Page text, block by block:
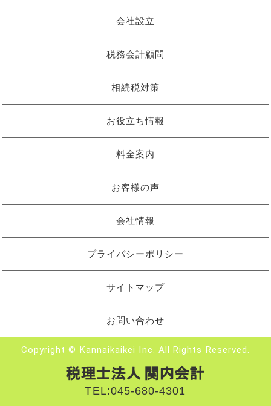
TEL:045-680-4301
会社設立
税務会計顧問
相続税対策
お役立ち情報
料金案内
お客様の声
会社情報
プライバシーポリシー
サイトマップ
お問い合わせ
Copyright © Kannaikaikei Inc. All Rights Reserved.